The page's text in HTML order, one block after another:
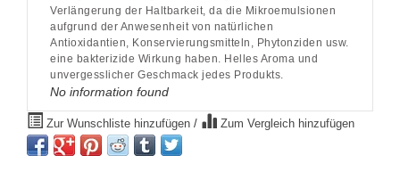
Verlängerung der Haltbarkeit, da die Mikroemulsionen
aufgrund der Anwesenheit von natürlichen
Antioxidantien, Konservierungsmitteln, Phytonziden usw.
eine bakterizide Wirkung haben. Helles Aroma und
unvergesslicher Geschmack jedes Produkts.
No information found
Zur Wunschliste hinzufügen / Zum Vergleich hinzufügen